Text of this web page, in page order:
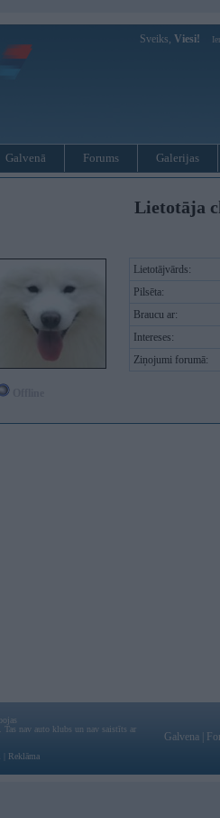
Sveiks, Viesi!
Galvenā Forums Galerijas
Lietotāja
Lietotājvārds:
Pilsēta:
Braucu ar:
Intereses:
Ziņojumi forumā:
Tas nav auto klubs un nav saistīts ar
Reklāma
Galvena